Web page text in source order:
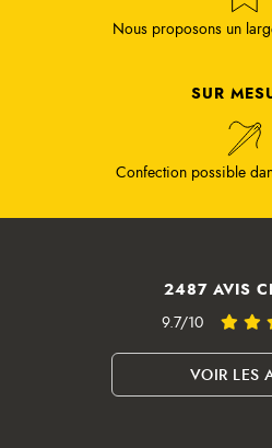
Nous proposons un
SUR
Confection possible
2487 AVIS
9.7/10
VOIR LES